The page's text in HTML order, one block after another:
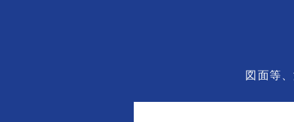
図面等